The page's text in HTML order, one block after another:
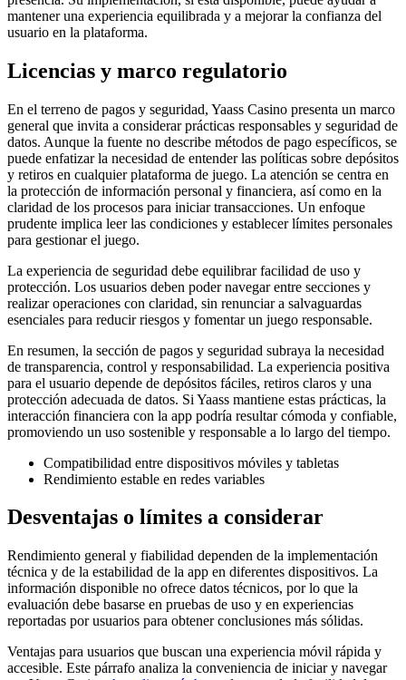
mantener una experiencia equilibrada y a mejorar la confianza del
usuario en la plataforma.
Licencias y marco regulatorio
En el terreno de pagos y seguridad, Yaass Casino presenta un marco
general que invita a considerar prácticas responsables y seguridad de
datos. Aunque la fuente no describe métodos de pago específicos, se
puede enfatizar la necesidad de entender las políticas sobre depósitos
y retiros en cualquier plataforma de juego. La atención se centra en
la protección de información personal y financiera, así como en la
claridad de los procesos para iniciar transacciones. Un enfoque
prudente implica leer las condiciones y establecer límites personales
para gestionar el juego.
La experiencia de seguridad debe equilibrar facilidad de uso y
protección. Los usuarios deben poder navegar entre secciones y
realizar operaciones con claridad, sin renunciar a salvaguardas
esenciales para reducir riesgos y fomentar un juego responsable.
En resumen, la sección de pagos y seguridad subraya la necesidad
de transparencia, control y responsabilidad. La experiencia positiva
para el usuario depende de depósitos fáciles, retiros claros y una
protección adecuada de datos. Si Yaass mantiene estas prácticas, la
interacción financiera con la app podría resultar cómoda y confiable,
promoviendo un uso sostenible y responsable a lo largo del tiempo.
Compatibilidad entre dispositivos móviles y tabletas
Rendimiento estable en redes variables
Desventajas o límites a considerar
Rendimiento general y fiabilidad dependen de la implementación
técnica y de la estabilidad de la app en diferentes dispositivos. La
información disponible no ofrece datos técnicos, por lo que la
evaluación debe basarse en pruebas de uso y en experiencias
reportadas por usuarios para obtener conclusiones más sólidas.
Ventajas para usuarios que buscan una experiencia móvil rápida y
accesible. Este párrafo analiza la conveniencia de iniciar y navegar